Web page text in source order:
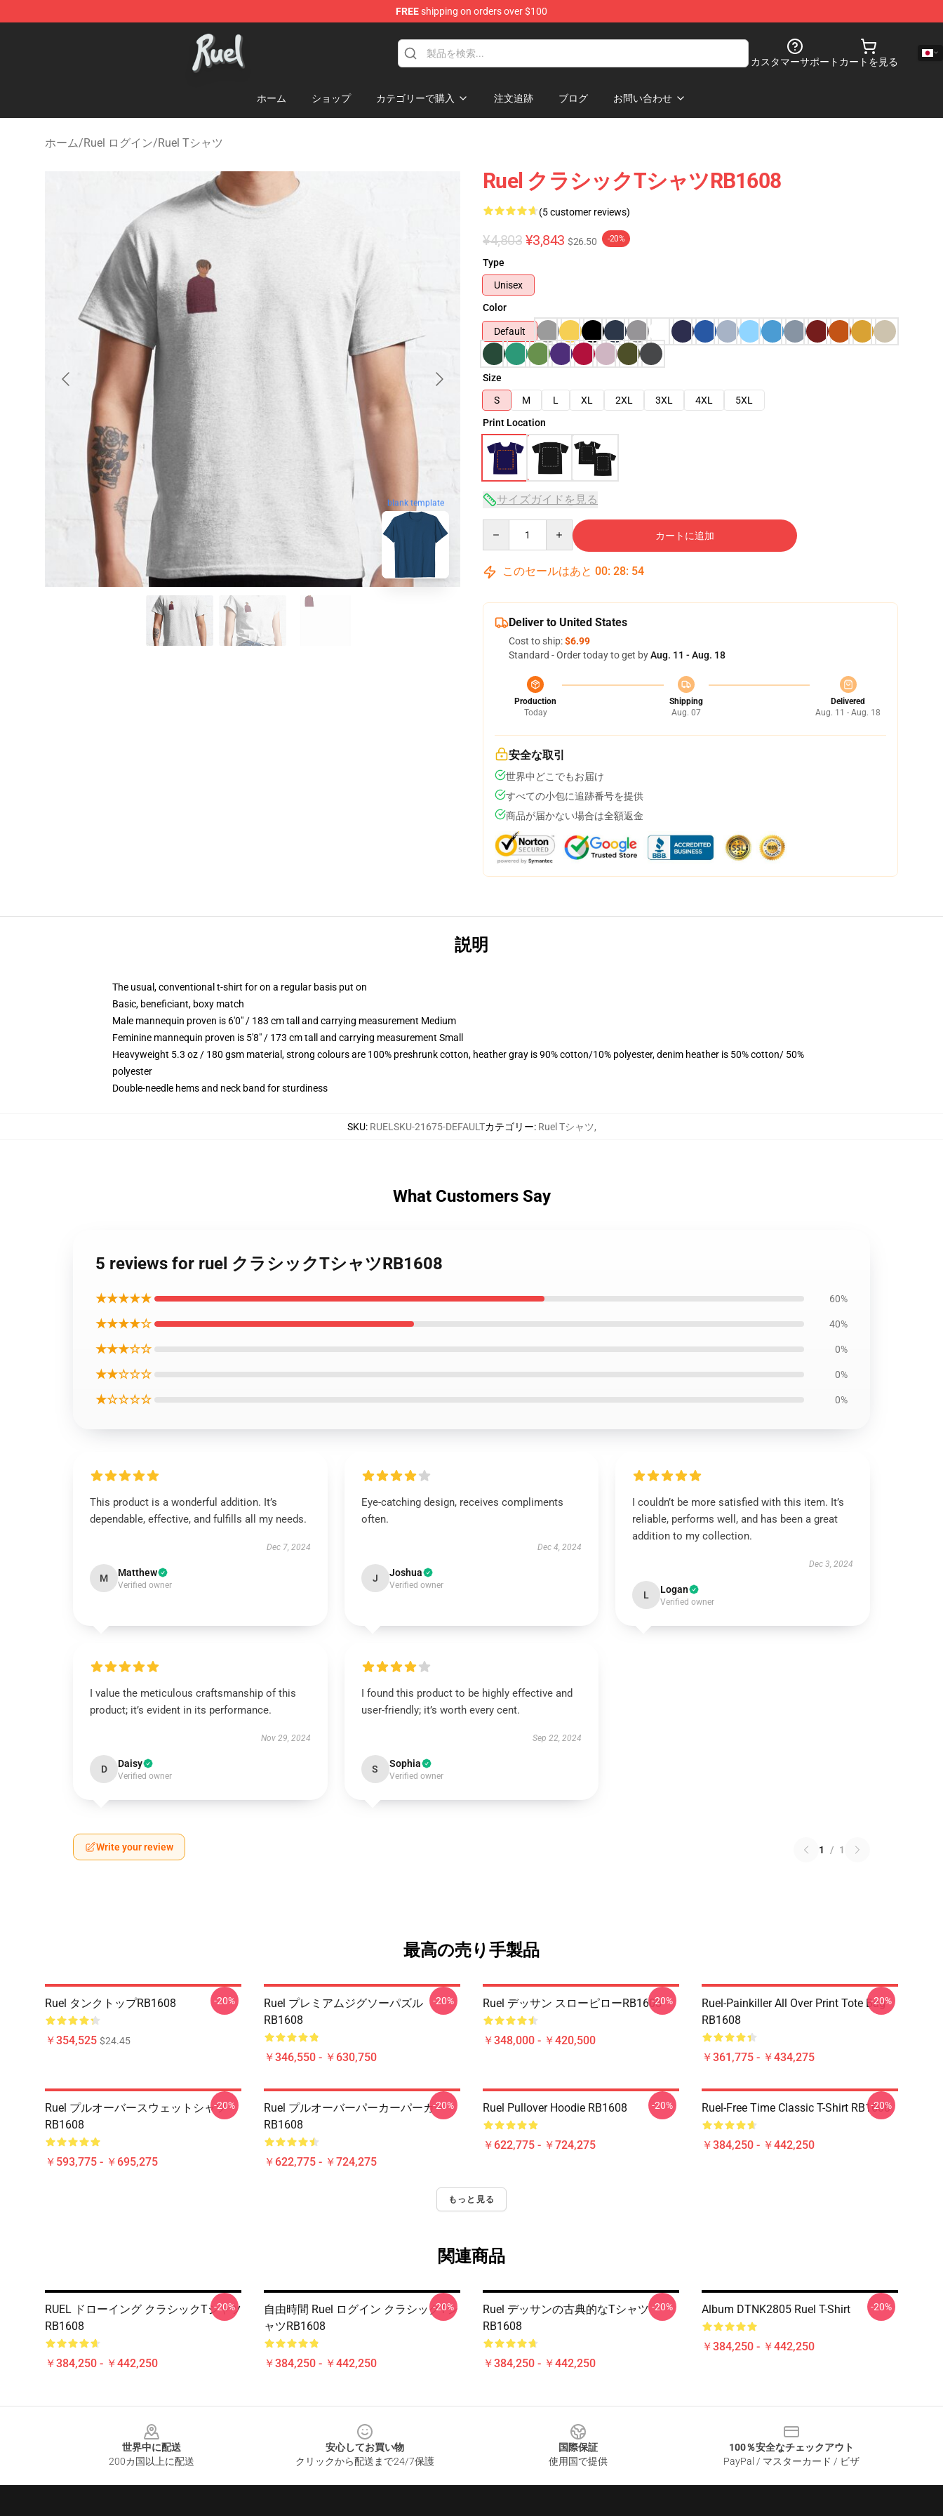
FREEshipping on orders over $100
Ruel Store - Official Ruel Merchandise Shop
カスタマーサポート カートを見る
ホーム ショップ カテゴリーで購入 注文追跡 ブログ お問い合わせ
ホーム/Ruel ログイン/Ruel Tシャツ
blank template
Ruel クラシックTシャツRB1608
(5 customer reviews)
¥4,803 ¥3,843 $26.50 -20%
Type
Unisex
Color
Default
Size
S
M L XL 2XL 3XL 4XL
5XL
Print Location
サイズガイドを見る
カートに追加
このセールはあと 00: 28: 53
Deliver to United States
Cost to ship:$6.99
Standard - Order today to get byAug. 11 - Aug. 18
Production
Today
Shipping
Aug. 07
Delivered
Aug. 11 - Aug. 18
安全な取引
世界中どこでもお届け
すべての小包に追跡番号を提供
商品が届かない場合は全額返金
説明
The usual, conventional t-shirt for on a regular basis put on
Basic, beneficiant, boxy match
Male mannequin proven is 6'0" / 183 cm tall and carrying measurement Medium
Feminine mannequin proven is 5'8" / 173 cm tall and carrying measurement Small
Heavyweight 5.3 oz / 180 gsm material, strong colours are 100% preshrunk cotton, heather gray is 90% cotton/10% polyester, denim heather is 50% cotton/ 50%
polyester
Double-needle hems and neck band for sturdiness
SKU: RUELSKU-21675-DEFAULTカテゴリー: Ruel Tシャツ,
What Customers Say
5 reviews for ruel クラシックTシャツRB1608
★★★★★ 60%
★★★★☆ 40%
★★★☆☆ 0%
★★☆☆☆ 0%
★☆☆☆☆ 0%
This product is a wonderful addition. It’s
dependable, effective, and fulfills all my needs.
Dec 7, 2024
M Matthew
Verified owner
Eye-catching design, receives compliments
often.
Dec 4, 2024
J Joshua
Verified owner
I couldn’t be more satisfied with this item. It’s
reliable, performs well, and has been a great
addition to my collection.
Dec 3, 2024
L Logan
Verified owner
I value the meticulous craftsmanship of this
product; it’s evident in its performance.
Nov 29, 2024
D Daisy
Verified owner
I found this product to be highly effective and
user-friendly; it’s worth every cent.
Sep 22, 2024
S Sophia
Verified owner
Write your review 1 / 1
最高の売り手製品
Ruel タンクトップRB1608
￥354,525 $24.45
-20%
Ruel プレミアムジグソーパズル
RB1608
￥346,550 - ￥630,750
-20% Ruel デッサン スローピローRB1608
￥348,000 - ￥420,500
-20%
Ruel-Painkiller All Over Print Tote Bag
RB1608
￥361,775 - ￥434,275
-20%
Ruel プルオーバースウェットシャツ
RB1608
￥593,775 - ￥695,275
-20%
Ruel プルオーバーパーカーパーカー
RB1608
￥622,775 - ￥724,275
-20% Ruel Pullover Hoodie RB1608
￥622,775 - ￥724,275
-20% Ruel-Free Time Classic T-Shirt RB1608
￥384,250 - ￥442,250
-20%
もっと見る
関連商品
RUEL ドローイング クラシックTシャツ
RB1608
￥384,250 - ￥442,250
-20%
自由時間 Ruel ログイン クラシックTシ
ャツRB1608
￥384,250 - ￥442,250
-20%
Ruel デッサンの古典的なTシャツ
RB1608
￥384,250 - ￥442,250
-20% Album DTNK2805 Ruel T-Shirt
￥384,250 - ￥442,250
-20%
世界中に配送
200カ国以上に配送
安心してお買い物
クリックから配送まで24/7保護
国際保証
使用国で提供
100％安全なチェックアウト
PayPal / マスターカード / ビザ